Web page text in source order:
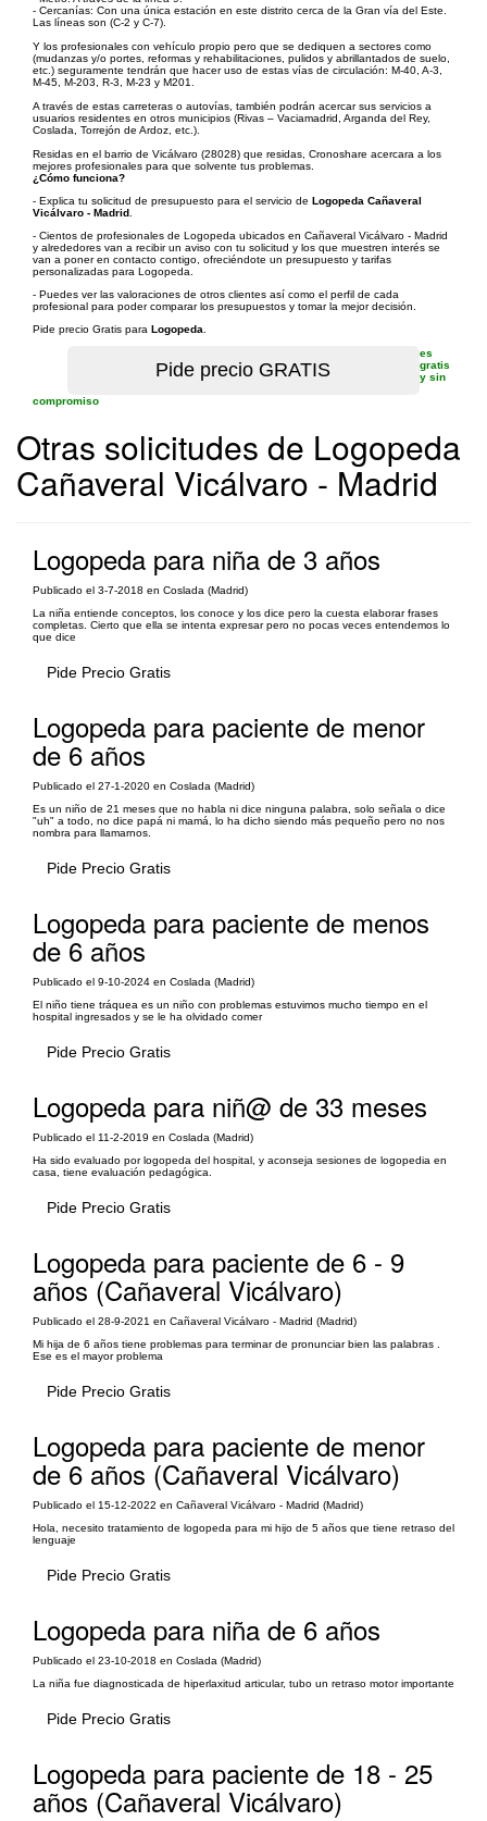
- Cercanías: Con una única estación en este distrito cerca de la Gran vía del Este.
Las líneas son (C-2 y C-7).
Y los profesionales con vehículo propio pero que se dediquen a sectores como
(mudanzas y/o portes, reformas y rehabilitaciones, pulidos y abrillantados de suelo,
etc.) seguramente tendrán que hacer uso de estas vías de circulación: M-40, A-3,
M-45, M-203, R-3, M-23 y M201.
A través de estas carreteras o autovías, también podrán acercar sus servicios a
usuarios residentes en otros municipios (Rivas – Vaciamadrid, Arganda del Rey,
Coslada, Torrejón de Ardoz, etc.).
Residas en el barrio de Vicálvaro (28028) que residas, Cronoshare acercara a los
mejores profesionales para que solvente tus problemas.
¿Cómo funciona?
- Explica tu solicitud de presupuesto para el servicio de Logopeda Cañaveral
Vicálvaro - Madrid
- Cientos de profesionales de Logopeda ubicados en Cañaveral Vicálvaro - Madrid
y alrededores van a recibir un aviso con tu solicitud y los que muestren interés se
van a poner en contacto contigo, ofreciéndote un presupuesto y tarifas
personalizadas para Logopeda.
- Puedes ver las valoraciones de otros clientes así como el perfil de cada
profesional para poder comparar los presupuestos y tomar la mejor decisión.
Pide precio Gratis para Logopeda
es
gratis
y sin
compromiso
Otras solicitudes de Logopeda
Cañaveral Vicálvaro - Madrid
Logopeda para niña de 3 años
Publicado el 3-7-2018 en Coslada (Madrid)
La niña entiende conceptos, los conoce y los dice pero la cuesta elaborar frases
completas. Cierto que ella se intenta expresar pero no pocas veces entendemos lo
que dice
Pide Precio Gratis
Logopeda para paciente de menor
de 6 años
Publicado el 27-1-2020 en Coslada (Madrid)
Es un niño de 21 meses que no habla ni dice ninguna palabra, solo señala o dice
"uh" a todo, no dice papá ni mamá, lo ha dicho siendo más pequeño pero no nos
nombra para llamarnos.
Pide Precio Gratis
Logopeda para paciente de menos
de 6 años
Publicado el 9-10-2024 en Coslada (Madrid)
El niño tiene tráquea es un niño con problemas estuvimos mucho tiempo en el
hospital ingresados y se le ha olvidado comer
Pide Precio Gratis
Logopeda para niñ@ de 33 meses
Publicado el 11-2-2019 en Coslada (Madrid)
Ha sido evaluado por logopeda del hospital, y aconseja sesiones de logopedia en
casa, tiene evaluación pedagógica.
Pide Precio Gratis
Logopeda para paciente de 6 - 9
años (Cañaveral Vicálvaro)
Publicado el 28-9-2021 en Cañaveral Vicálvaro - Madrid (Madrid)
Mi hija de 6 años tiene problemas para terminar de pronunciar bien las palabras .
Ese es el mayor problema
Pide Precio Gratis
Logopeda para paciente de menor
de 6 años (Cañaveral Vicálvaro)
Publicado el 15-12-2022 en Cañaveral Vicálvaro - Madrid (Madrid)
Hola, necesito tratamiento de logopeda para mi hijo de 5 años que tiene retraso del
lenguaje
Pide Precio Gratis
Logopeda para niña de 6 años
Publicado el 23-10-2018 en Coslada (Madrid)
La niña fue diagnosticada de hiperlaxitud articular, tubo un retraso motor importante
Pide Precio Gratis
Logopeda para paciente de 18 - 25
años (Cañaveral Vicálvaro)